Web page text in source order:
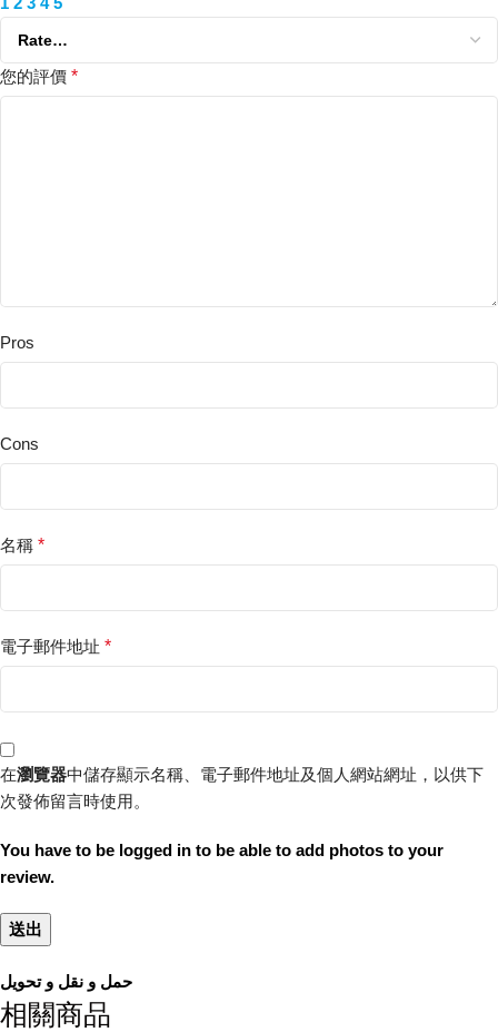
您的評價 *
Pros
Cons
名稱 *
電子郵件地址 *
在瀏覽器中儲存顯示名稱、電子郵件地址及個人網站網址，以供下
次發佈留言時使用。
You have to be logged in to be able to add photos to your
review.
حمل و نقل و تحویل
相關商品